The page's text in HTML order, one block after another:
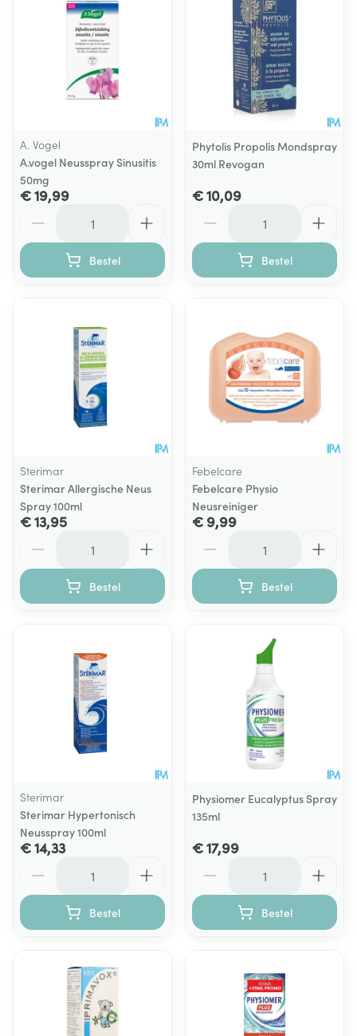
A. Vogel
A.vogel Neusspray Sinusitis
50mg
€ 19,99
Bestel
Phytolis Propolis Mondspray
30ml Revogan
€ 10,09
Bestel
Sterimar
Sterimar Allergische Neus
Spray 100ml
€ 13,95
Bestel
Febelcare
Febelcare Physio
Neusreiniger
€ 9,99
Bestel
Sterimar
Sterimar Hypertonisch
Neusspray 100ml
€ 14,33
Bestel
Physiomer Eucalyptus Spray
135ml
€ 17,99
Bestel